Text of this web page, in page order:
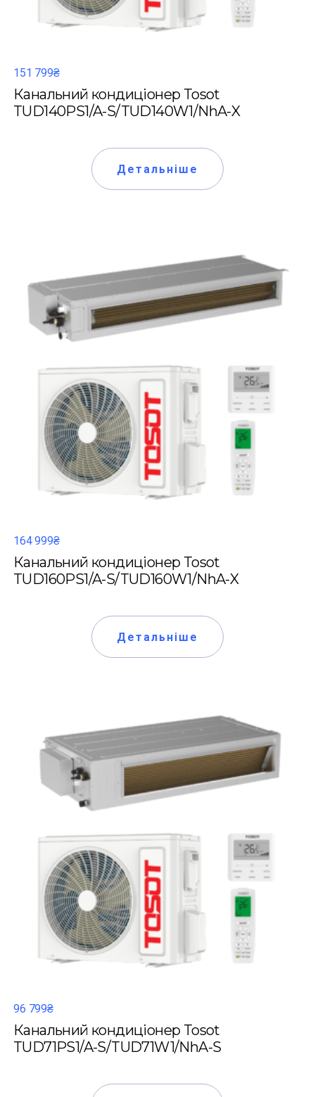
151 799₴
Канальний кондиціонер Tosot
TUD140PS1/A-S/TUD140W1/NhA-X
Детальніше
164 999₴
Канальний кондиціонер Tosot
TUD160PS1/A-S/TUD160W1/NhA-X
Детальніше
96 799₴
Канальний кондиціонер Tosot
TUD71PS1/A-S/TUD71W1/NhA-S